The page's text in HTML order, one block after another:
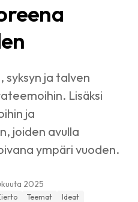
syksyn ja talven
Lisäksi
ja
joiden avulla
ympäri vuoden.
2025
Teemat Ideat